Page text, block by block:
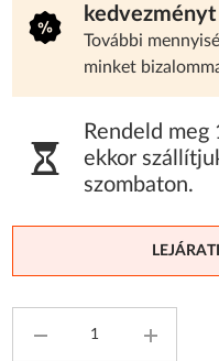
kedvezményt
További
minket
Rendeld meg
ekkor
szombaton.